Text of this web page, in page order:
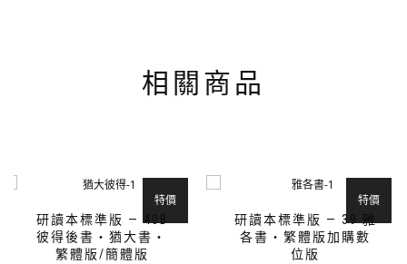
相關商品
研讀本標準版 — 40B
彼得後書‧猶大書‧
繁體版/簡體版
特價
研讀本標準版 — 39 雅
各書‧繁體版加購數
位版
特價